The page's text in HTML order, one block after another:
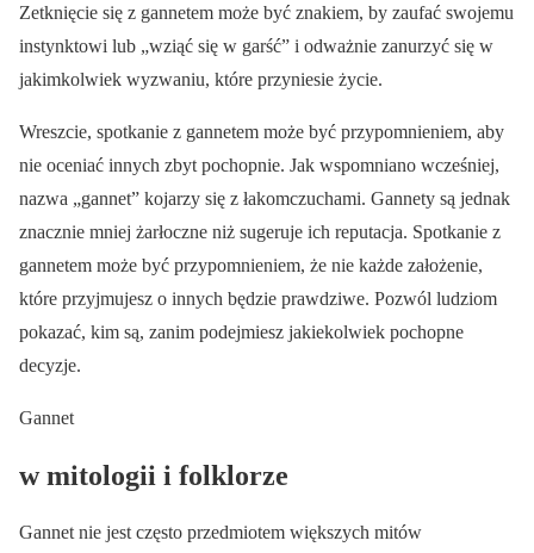
Zetknięcie się z gannetem może być znakiem, by zaufać swojemu
instynktowi lub „wziąć się w garść” i odważnie zanurzyć się w
jakimkolwiek wyzwaniu, które przyniesie życie.
Wreszcie, spotkanie z gannetem może być przypomnieniem, aby
nie oceniać innych zbyt pochopnie. Jak wspomniano wcześniej,
nazwa „gannet” kojarzy się z łakomczuchami. Gannety są jednak
znacznie mniej żarłoczne niż sugeruje ich reputacja. Spotkanie z
gannetem może być przypomnieniem, że nie każde założenie,
które przyjmujesz o innych będzie prawdziwe. Pozwól ludziom
pokazać, kim są, zanim podejmiesz jakiekolwiek pochopne
decyzje.
Gannet
w mitologii i folklorze
Gannet nie jest często przedmiotem większych mitów